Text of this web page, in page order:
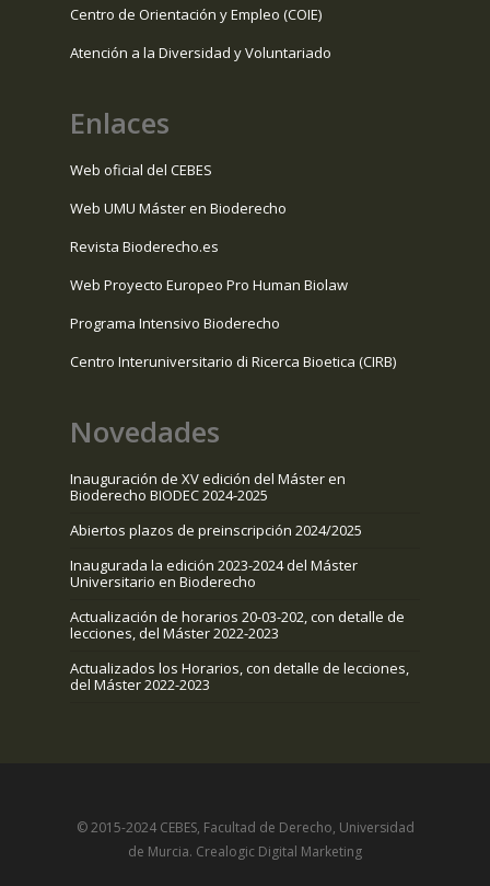
Centro de Orientación y Empleo (COIE)
Atención a la Diversidad y Voluntariado
Enlaces
Web oficial del CEBES
Web UMU Máster en Bioderecho
Revista Bioderecho.es
Web Proyecto Europeo Pro Human Biolaw
Programa Intensivo Bioderecho
Centro Interuniversitario di Ricerca Bioetica (CIRB)
Novedades
Inauguración de XV edición del Máster en
Bioderecho BIODEC 2024-2025
Abiertos plazos de preinscripción 2024/2025
Inaugurada la edición 2023-2024 del Máster
Universitario en Bioderecho
Actualización de horarios 20-03-202, con detalle de
lecciones, del Máster 2022-2023
Actualizados los Horarios, con detalle de lecciones,
del Máster 2022-2023
© 2015-2024 CEBES, Facultad de Derecho, Universidad
de Murcia. Crealogic Digital Marketing